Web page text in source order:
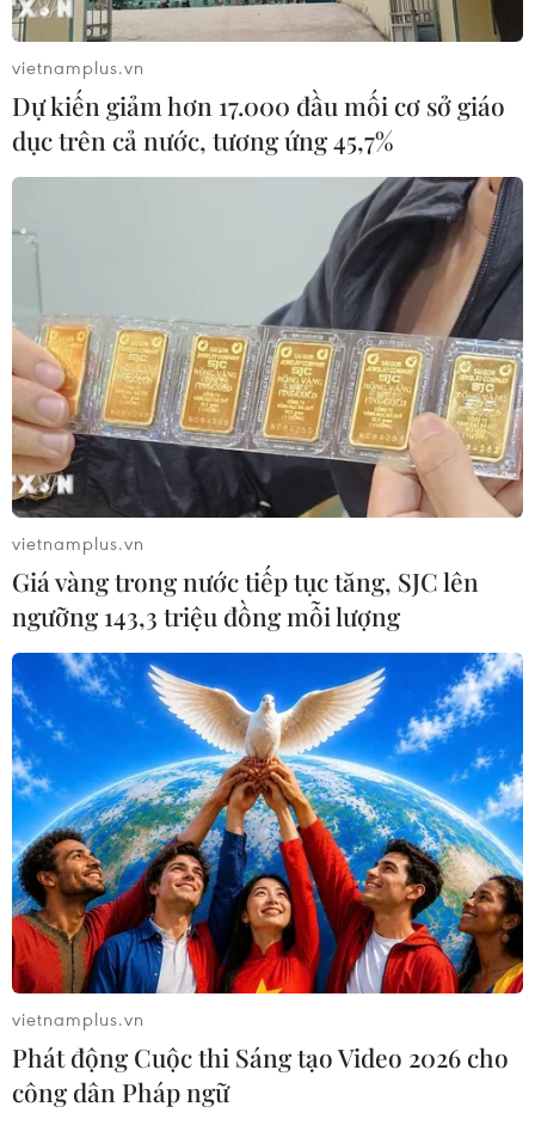
Nam Phi bị kiện vì không ngăn khí phát
thải từ nhà máy điện, hóa dầu
10/06/2019 22:29
Hai tổ chức bảo vệ môi trường vừa khởi kiện Chính phủ
Nam Phi với cáo buộc nhà chức trách nước này không
ngăn lượng khí phát thải gây ô nhiễm môi trường
nghiêm trọng từ các nhà máy điện và hóa dầu.
Nhật Bản đặt mục tiêu đưa khí thải về 0
trong nửa cuối thế kỷ 21
11/06/2019 22:29
Để đạt được mục tiêu đề ra, Nhật Bản sẽ tập trung sử
dụng các nguồn năng lượng tái sinh như năng lượng
Mặt Trời và gió, trong khi vẫn duy trì vận hành các nhà
máy than điện.
vietnamplus.vn
Dự kiến giảm hơn 17.000 đầu mối cơ sở giáo
dục trên cả nước, tương ứng 45,7%
vietnamplus.vn
Giá vàng trong nước tiếp tục tăng, SJC lên
ngưỡng 143,3 triệu đồng mỗi lượng
vietnamplus.vn
Phát động Cuộc thi Sáng tạo Video 2026 cho
công dân Pháp ngữ